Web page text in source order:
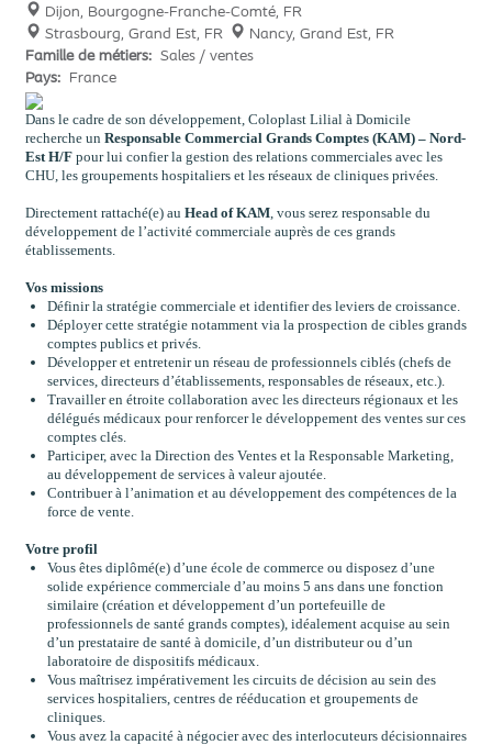
Dijon, Bourgogne-Franche-Comté, FR
Strasbourg, Grand Est, FR
Nancy, Grand Est, FR
Famille de métiers: Sales / ventes
Pays: France
Dans le cadre de son développement, Coloplast Lilial à Domicile
recherche un Responsable Commercial Grands Comptes (KAM) – Nord-
Est H/F pour lui confier la gestion des relations commerciales avec les
CHU, les groupements hospitaliers et les réseaux de cliniques privées.
Directement rattaché(e) au Head of KAM, vous serez responsable du
développement de l’activité commerciale auprès de ces grands
établissements.
Vos missions
Définir la stratégie commerciale et identifier des leviers de croissance.
Déployer cette stratégie notamment via la prospection de cibles grands
comptes publics et privés.
Développer et entretenir un réseau de professionnels ciblés (chefs de
services, directeurs d’établissements, responsables de réseaux, etc.).
Travailler en étroite collaboration avec les directeurs régionaux et les
délégués médicaux pour renforcer le développement des ventes sur ces
comptes clés.
Participer, avec la Direction des Ventes et la Responsable Marketing,
au développement de services à valeur ajoutée.
Contribuer à l’animation et au développement des compétences de la
force de vente.
Votre profil
Vous êtes diplômé(e) d’une école de commerce ou disposez d’une
solide expérience commerciale d’au moins 5 ans dans une fonction
similaire (création et développement d’un portefeuille de
professionnels de santé grands comptes), idéalement acquise au sein
d’un prestataire de santé à domicile, d’un distributeur ou d’un
laboratoire de dispositifs médicaux.
Vous maîtrisez impérativement les circuits de décision au sein des
services hospitaliers, centres de rééducation et groupements de
cliniques.
Vous avez la capacité à négocier avec des interlocuteurs décisionnaires